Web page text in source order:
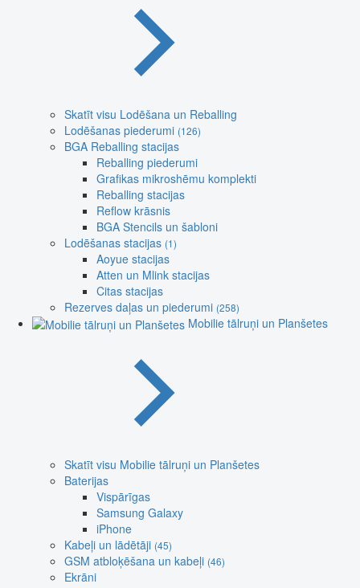
Skatīt visu Lodēšana un Reballing
Lodēšanas piederumi (126)
BGA Reballing stacijas
Reballing piederumi
Grafikas mikroshēmu komplekti
Reballing stacijas
Reflow krāsnis
BGA Stencils un šabloni
Lodēšanas stacijas (1)
Aoyue stacijas
Atten un Mlink stacijas
Citas stacijas
Rezerves daļas un piederumi (258)
Mobilie tālruņi un Planšetes
Skatīt visu Mobilie tālruņi un Planšetes
Baterijas
Vispārīgas
Samsung Galaxy
iPhone
Kabeļi un lādētāji (45)
GSM atbloķēšana un kabeļi (46)
Ekrāni